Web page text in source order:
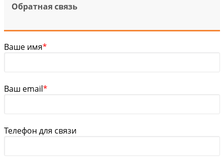
Обратная связь
Ваше имя*
Ваш email*
Телефон для связи